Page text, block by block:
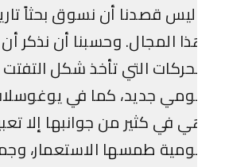
قصدنا أن نسوق بحثاً تاريخياً
المجال. وحسبنا أن نذكر أن
التي تأخذ شكل التفتت
جديد، كما في يوغوسلافيا
في كثير من جوانبها إلا تعبير
طمسها الاستعمار،